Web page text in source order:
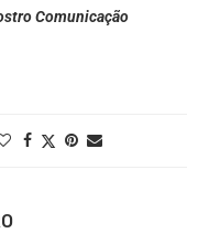
Comunicação